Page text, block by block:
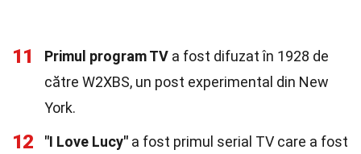
11 Primul program TV a fost difuzat în 1928 de
către W2XBS, un post experimental din New
York.
12 "I Love Lucy" a fost primul serial TV care a fost